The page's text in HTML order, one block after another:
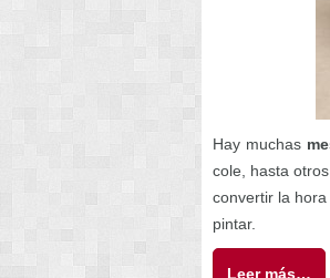
Hay muchas
cole, hasta
convertir la
pintar.
Leer más…